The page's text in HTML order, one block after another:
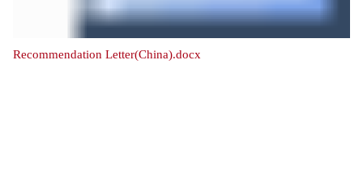
Recommendation Letter(China).docx